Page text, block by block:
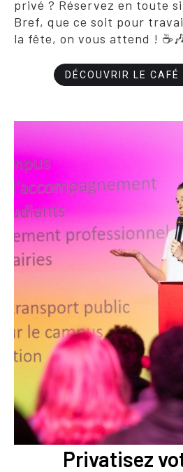
privé ? Réservez en toute
Bref, que ce soit pour
la fête, on vous attend !
DÉCOUVRIR LE CAFÉ
Privatisez